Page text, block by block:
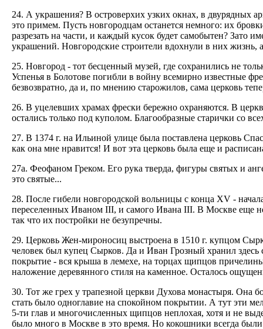
24. А украшения? В островерхих узких окнах, в двурядных
это примем. Пусть новгородцам останется немного: их
разрезать на части, и каждый кусок будет самобытен?
украшений. Новгородские строители вдохнули в них жизнь,
25. Новгород - тот бесценный музей, где сохранились не
Успенья в Болотове погибли в войну всемирно известные
безвозвратно, да и, по мнению старожилов, сама церковь
26. В уцелевших храмах фрески бережно охраняются. В
остались только под куполом. Благообразные старички со
27. В 1374 г. на Ильиной улице была поставлена церковь
как она мне нравится! И вот эта церковь была еще и
27а. Феофаном Греком. Его рука тверда, фигуры святых и
это святые...
28. После гибели новгородской вольницы с конца XV -
переселенных Иваном III, и самого Ивана III. В Москве еще
так что их постройки не безупречны.
29. Церковь Жен-мироносиц выстроена в 1510 г. купцом
человек был купец Сырков. Да и Иван Грозный хранил
покрытие - вся крыша в лемехе, на торцах щипцов
наложение деревянного стиля на каменное. Осталось
30. Тот же грех у трапезной церкви Духова монастыря.
стать было одноглавие на спокойном покрытии. А тут эти
5-ти глав и многочисленных щипцов неплохая, хотя и не
было много в Москве в это время. Но кокошники всегда